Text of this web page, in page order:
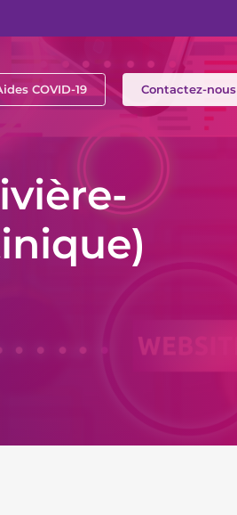
COVID-19 Contactez-nous